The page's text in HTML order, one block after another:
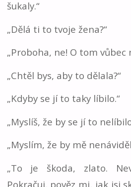
šukaly.“
„Dělá ti to tvoje žena?“
„Proboha, ne! O tom vůbec
„Chtěl bys, aby to dělala?“
„Kdyby se jí to taky líbilo.“
„Myslíš, že by se jí to
„Myslím, že by mě
„To je škoda, zlato.
Pokračuj, pověz mi, jak jsi